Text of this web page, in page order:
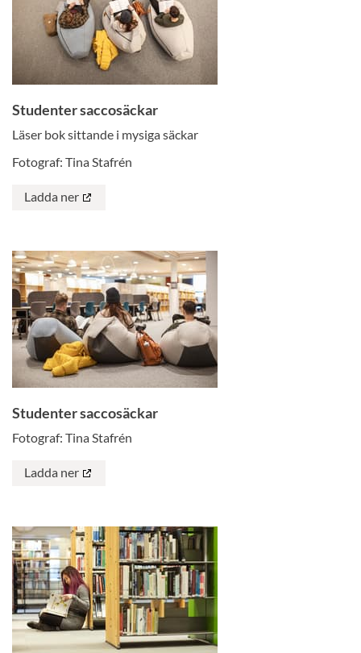
Studenter saccosäckar
Läser bok sittande i mysiga säckar
Fotograf: Tina Stafrén
Ladda ner
Studenter saccosäckar
Fotograf: Tina Stafrén
Ladda ner